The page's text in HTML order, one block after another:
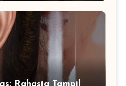
Rahasia Tampil